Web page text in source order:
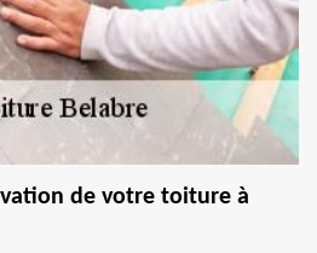
de votre toiture à